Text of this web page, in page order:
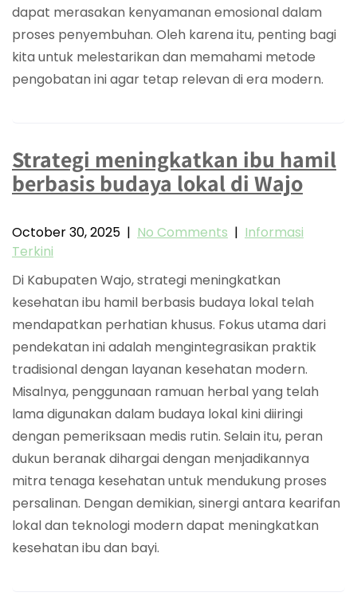
dapat merasakan kenyamanan emosional dalam
proses penyembuhan. Oleh karena itu, penting bagi
kita untuk melestarikan dan memahami metode
pengobatan ini agar tetap relevan di era modern.
Strategi meningkatkan ibu hamil
berbasis budaya lokal di Wajo
October 30, 2025 | No Comments | Informasi
Terkini
Di Kabupaten Wajo, strategi meningkatkan
kesehatan ibu hamil berbasis budaya lokal telah
mendapatkan perhatian khusus. Fokus utama dari
pendekatan ini adalah mengintegrasikan praktik
tradisional dengan layanan kesehatan modern.
Misalnya, penggunaan ramuan herbal yang telah
lama digunakan dalam budaya lokal kini diiringi
dengan pemeriksaan medis rutin. Selain itu, peran
dukun beranak dihargai dengan menjadikannya
mitra tenaga kesehatan untuk mendukung proses
persalinan. Dengan demikian, sinergi antara kearifan
lokal dan teknologi modern dapat meningkatkan
kesehatan ibu dan bayi.